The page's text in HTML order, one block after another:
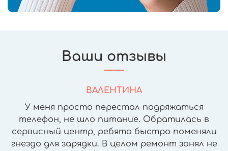
Ваши отзывы
ВАЛЕНТИНА
У меня просто перестал подряжаться
телефон, не шло питание. Обратилась в
сервисный центр, ребята быстро поменяли
гнездо для зарядки. В целом ремонт занял не